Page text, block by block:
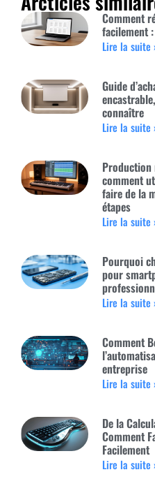
Comment
facilement
Lire la suite
Guide
connaître
Lire la suite
Production
comment
faire de la
étapes
Lire la suite
Pourquoi
pour
Lire la suite
Comment
entreprise
Lire la suite
De la
Comment
Facilement
Lire la suite